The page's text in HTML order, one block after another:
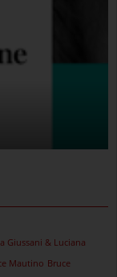
Giussani & Luciana
Mautino Bruce